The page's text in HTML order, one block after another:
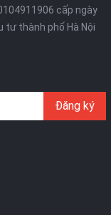
cấp ngày
tư thành phố Hà Nội
Đăng ký